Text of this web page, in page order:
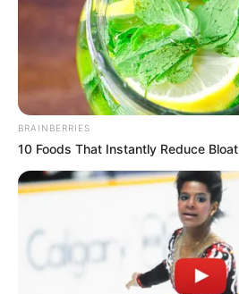
BRAINBERRIES
10 Foods That Instantly Reduce Bloat